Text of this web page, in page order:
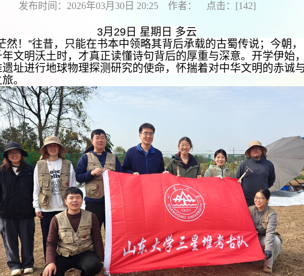
发布时间：2026年03月30日 20:25 作者： 点击：[142]
3月29日 星期日 多云
然！”往昔，只能在书本中领略其背后承载的古蜀传说；今朝
文明沃土时，才真正读懂诗句背后的厚重与深意。开学伊始
址进行地球物理探测研究的使命，怀揣着对中华文明的赤诚
。